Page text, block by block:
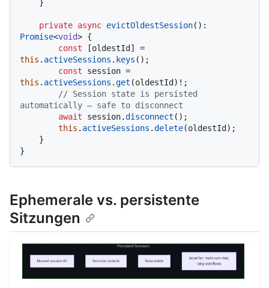
private async evictOldestSession
Promise<void> {
const
this . activeSessions . keys ();
const
this . activeSessions .get (oldestId)!;
// Session state is persisted
automatically — safe to disconnect
await session.disconnect ();
this . activeSessions .delete(oldestId);
Ephemerale vs. persistente
Sitzungen